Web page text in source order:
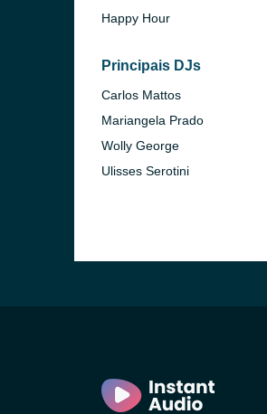
Happy Hour
Principais DJs
Carlos Mattos
Mariangela Prado
Wolly George
Ulisses Serotini